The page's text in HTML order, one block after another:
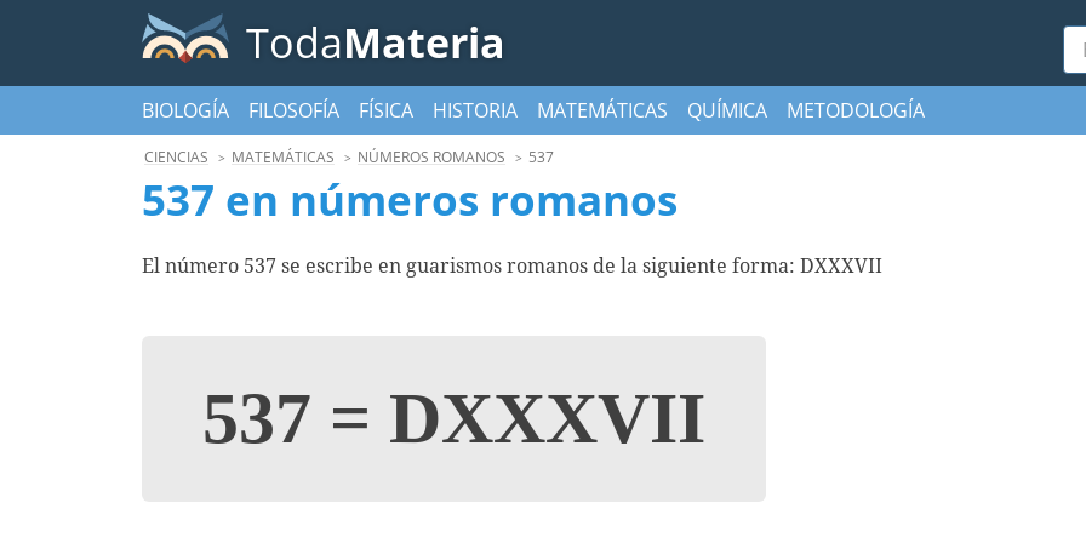
TodaMateria
BIOLOGÍA FILOSOFÍA FÍSICA HISTORIA MATEMÁTICAS QUÍMICA METODOLOGÍA
CIENCIAS MATEMÁTICAS NÚMEROS ROMANOS 537
537 en números romanos
El número 537 se escribe en guarismos romanos de la siguiente forma: DXXXVII
537 = DXXXVII